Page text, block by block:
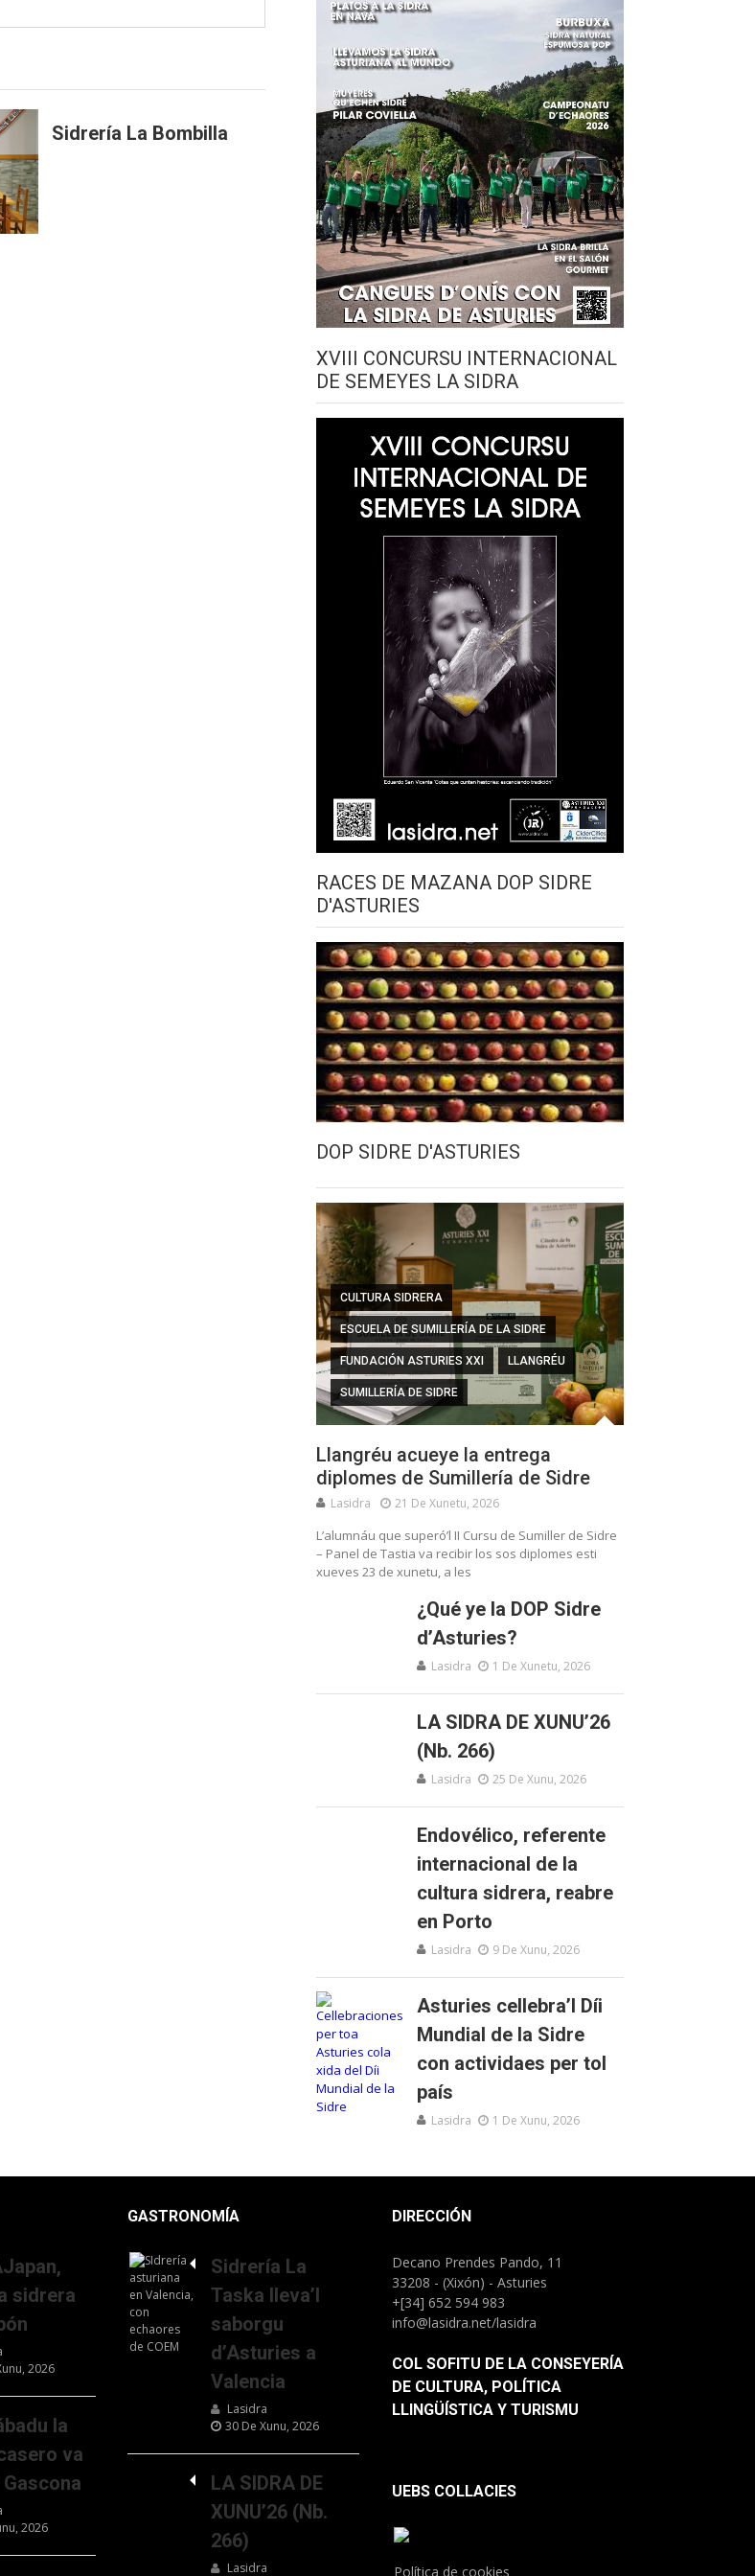
Sidrería La Bombilla
XVIII CONCURSU INTERNACIONAL
DE SEMEYES LA SIDRA
RACES DE MAZANA DOP SIDRE
D'ASTURIES
DOP SIDRE D'ASTURIES
CULTURA SIDRERA
ESCUELA DE SUMILLERÍA DE LA SIDRE
FUNDACIÓN ASTURIES XXI LLANGRÉU
SUMILLERÍA DE SIDRE
Llangréu acueye la entrega
diplomes de Sumillería de Sidre
Lasidra 21 De Xunetu, 2026
L’alumnáu que superó’l II Cursu de Sumiller de Sidre
– Panel de Tastia va recibir los sos diplomes esti
xueves 23 de xunetu, a les
¿Qué ye la DOP Sidre
d’Asturies?
Lasidra 1 De Xunetu, 2026
LA SIDRA DE XUNU’26
(Nb. 266)
Lasidra 25 De Xunu, 2026
Endovélico, referente
internacional de la
cultura sidrera, reabre
en Porto
Lasidra 9 De Xunu, 2026
Asturies cellebra’l Díi
Mundial de la Sidre
con actividaes per tol
país
Lasidra 1 De Xunu, 2026
sidrera
2026
la
va
2026
GASTRONOMÍA
Sidrería La
Taska lleva’l
saborgu
d’Asturies a
Valencia
Lasidra
30 De Xunu, 2026
LA SIDRA DE
XUNU’26 (Nb.
266)
Lasidra
DIRECCIÓN
Decano Prendes Pando, 11
33208 - (Xixón) - Asturies
+[34] 652 594 983
info@lasidra.net/lasidra
COL SOFITU DE LA CONSEYERÍA
DE CULTURA, POLÍTICA
LLINGÜÍSTICA Y TURISMU
UEBS COLLACIES
Política de cookies